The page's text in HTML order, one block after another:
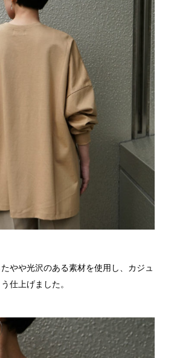
やや光沢のある素材を使用し、カジュ
仕上げました。